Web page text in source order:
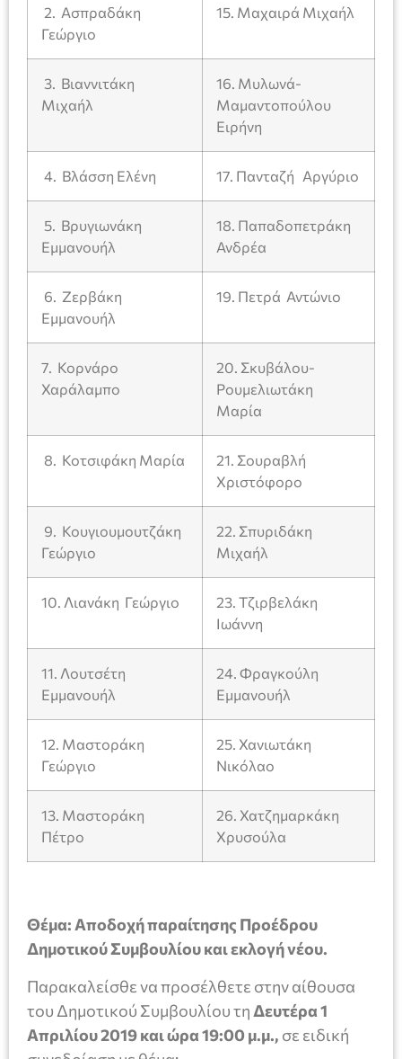
2. Ασπραδάκη
Γεώργιο
15. Μαχαιρά Μιχαήλ
3. Βιαννιτάκη
Μιχαήλ
16. Μυλωνά-
Μαμαντοπούλου
Ειρήνη
4. Βλάσση Ελένη 17. Πανταζή Αργύριο
5. Βρυγιωνάκη
Εμμανουήλ
18. Παπαδοπετράκη
Ανδρέα
6. Ζερβάκη
Εμμανουήλ
19. Πετρά Αντώνιο
7. Κορνάρο
Χαράλαμπο
20. Σκυβάλου-
Ρουμελιωτάκη
Μαρία
8. Κοτσιφάκη Μαρία
21. Σουραβλή
Χριστόφορο
9. Κουγιουμουτζάκη
Γεώργιο
22. Σπυριδάκη
Μιχαήλ
10. Λιανάκη Γεώργιο
23. Τζιρβελάκη
Ιωάννη
11. Λουτσέτη
Εμμανουήλ
24. Φραγκούλη
Εμμανουήλ
12. Μαστοράκη
Γεώργιο
25. Χανιωτάκη
Νικόλαο
13. Μαστοράκη
Πέτρο
26. Χατζημαρκάκη
Χρυσούλα
Θέμα: Αποδοχή παραίτησης Προέδρου
Δημοτικού Συμβουλίου και εκλογή νέου.
Παρακαλείσθε να προσέλθετε στην αίθουσα
του Δημοτικού Συμβουλίου τη Δευτέρα1
Απριλίου 2019 και ώρα 19:00 μ.μ., σε ειδική